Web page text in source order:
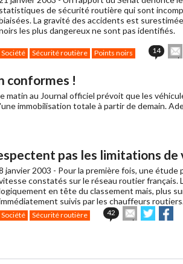
statistiques de sécurité routière qui sont
La gravité des accidents est
les plus dangereux ne sont pas identifiés.
Société Sécurité routière Points noirs 14
cet
ami
conformes !
matin au Journal officiel prévoit que les
immobilisation totale à partir de demain.
pas les limitations de
janvier 2003 - Pour la première fois, une étude
constatés sur le réseau routier français.
en tête du classement mais, plus
suivis par les chauffeurs
Société Sécurité routière 42
Envoyer
cet
Partager
sur sur